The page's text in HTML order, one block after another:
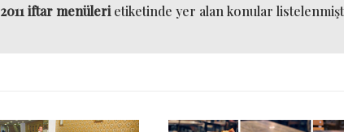
2011 iftar menüleri etiketinde yer alan konular